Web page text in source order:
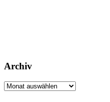
Archiv
Archiv